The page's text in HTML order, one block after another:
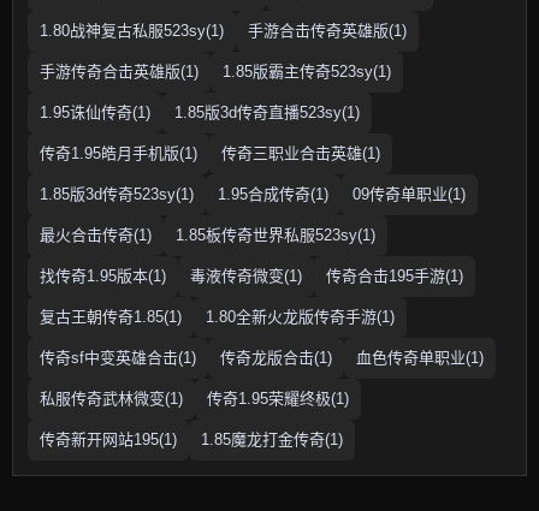
1.80战神复古私服523sy(1) 手游合击传奇英雄版(1)
手游传奇合击英雄版(1) 1.85版霸主传奇523sy(1)
1.95诛仙传奇(1) 1.85版3d传奇直播523sy(1)
传奇1.95皓月手机版(1) 传奇三职业合击英雄(1)
1.85版3d传奇523sy(1) 1.95合成传奇(1) 09传奇单职业(1)
最火合击传奇(1) 1.85板传奇世界私服523sy(1)
找传奇1.95版本(1) 毒液传奇微变(1) 传奇合击195手游(1)
复古王朝传奇1.85(1) 1.80全新火龙版传奇手游(1)
传奇sf中变英雄合击(1) 传奇龙版合击(1) 血色传奇单职业(1)
私服传奇武林微变(1) 传奇1.95荣耀终极(1)
传奇新开网站195(1) 1.85魔龙打金传奇(1)